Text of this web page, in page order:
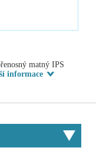
matný IPS
informace